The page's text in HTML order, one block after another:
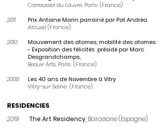
RESIDENCIES
The Art Residency, Barcelone (Espagne)
2019
Carroussel du Louvre, Paris (France)
Prix Antoine Marin parrainé par Pat Andréa
Arcueil (France)
Mouvement des atomes, mobilité des atomes
-Exposition des félicités présidé par Marc
Desgrandchamps,
Beaux-Arts, Paris (France)
Les 40 ans de Novembre à Vitry
Vitry-sur-Seine (France)
2011
2010
2009